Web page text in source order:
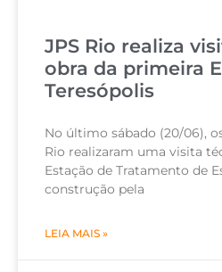
JPS Rio realiza
obra da primeira
Teresópolis
No último sábado (20/06),
Rio realizaram uma visita
Estação de Tratamento de
construção pela
LEIA MAIS »